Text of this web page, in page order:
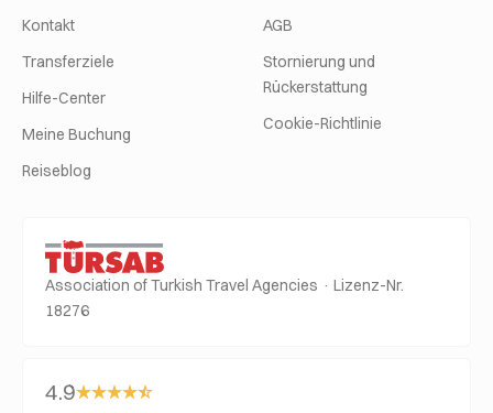
Kontakt
Transferziele
Hilfe-Center
Meine Buchung
Reiseblog
AGB
Stornierung und
Rückerstattung
Cookie-Richtlinie
Association of Turkish Travel Agencies · Lizenz-Nr.
18276
4.9